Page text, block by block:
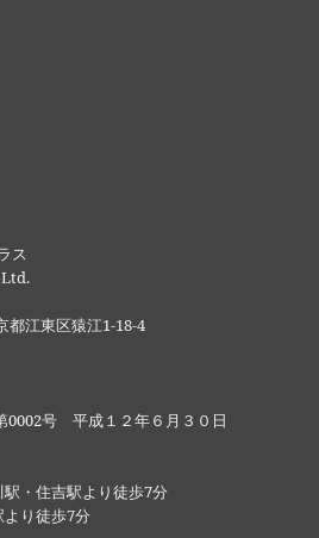
ス
江東区猿江1-18-4
号 平成１２年６月３０日
・住吉駅より徒歩7分
り徒歩7分